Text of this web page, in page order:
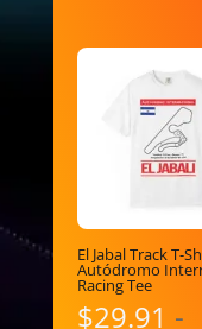
El Jabal Track T-
Autódromo
Racing Tee
$29.91 -